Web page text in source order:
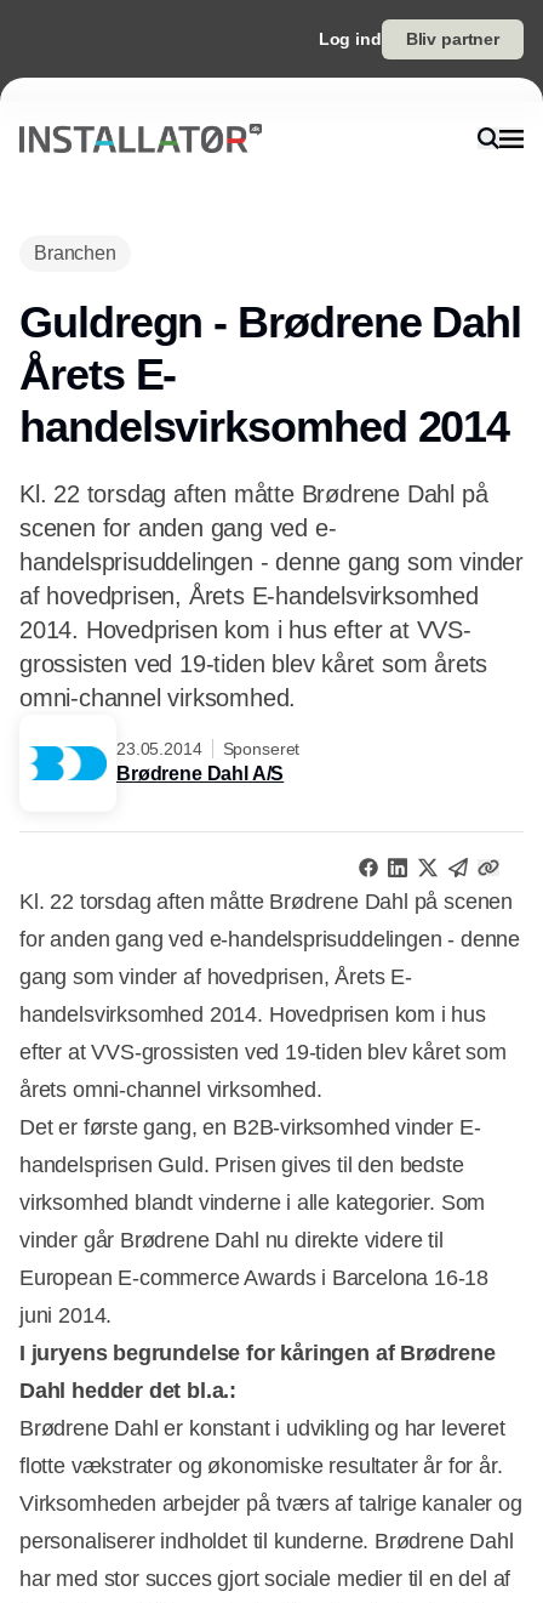
Log ind Bliv partner
Branchen
Guldregn - Brødrene Dahl
Årets E-
handelsvirksomhed 2014
Kl. 22 torsdag aften måtte Brødrene Dahl på
scenen for anden gang ved e-
handelsprisuddelingen - denne gang som vinder
af hovedprisen, Årets E-handelsvirksomhed
2014. Hovedprisen kom i hus efter at VVS-
grossisten ved 19-tiden blev kåret som årets
omni-channel virksomhed.
23.05.2014 Sponseret
Brødrene Dahl A/S
Kl. 22 torsdag aften måtte Brødrene Dahl på scenen
for anden gang ved e-handelsprisuddelingen - denne
gang som vinder af hovedprisen, Årets E-
handelsvirksomhed 2014. Hovedprisen kom i hus
efter at VVS-grossisten ved 19-tiden blev kåret som
årets omni-channel virksomhed.
Det er første gang, en B2B-virksomhed vinder E-
handelsprisen Guld. Prisen gives til den bedste
virksomhed blandt vinderne i alle kategorier. Som
vinder går Brødrene Dahl nu direkte videre til
European E-commerce Awards i Barcelona 16-18
juni 2014.
I juryens begrundelse for kåringen af Brødrene
Dahl hedder det bl.a.:
Brødrene Dahl er konstant i udvikling og har leveret
flotte vækstrater og økonomiske resultater år for år.
Virksomheden arbejder på tværs af talrige kanaler og
personaliserer indholdet til kunderne. Brødrene Dahl
har med stor succes gjort sociale medier til en del af